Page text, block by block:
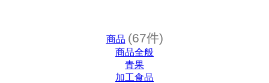
商品 (67件)
商品全般
青果
加工食品